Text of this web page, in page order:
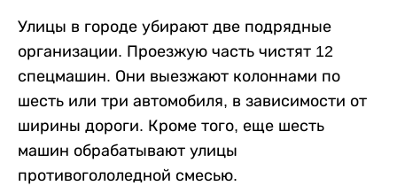
Улицы в городе убирают две подрядные
организации. Проезжую часть чистят 12
спецмашин. Они выезжают колоннами по
шесть или три автомобиля, в зависимости от
ширины дороги. Кроме того, еще шесть
машин обрабатывают улицы
противогололедной смесью.